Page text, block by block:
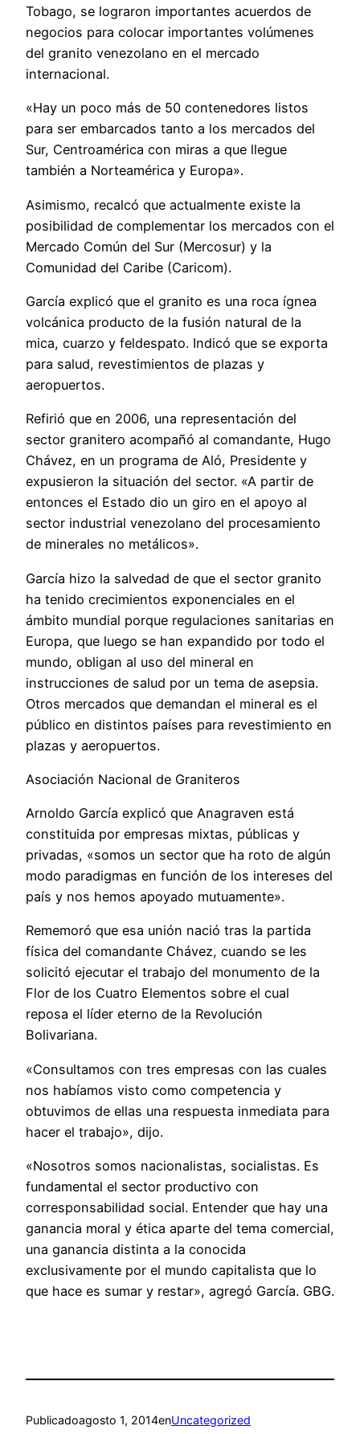
Tobago, se lograron importantes acuerdos de
negocios para colocar importantes volúmenes
del granito venezolano en el mercado
internacional.
«Hay un poco más de 50 contenedores listos
para ser embarcados tanto a los mercados del
Sur, Centroamérica con miras a que llegue
también a Norteamérica y Europa».
Asimismo, recalcó que actualmente existe la
posibilidad de complementar los mercados con el
Mercado Común del Sur (Mercosur) y la
Comunidad del Caribe (Caricom).
García explicó que el granito es una roca ígnea
volcánica producto de la fusión natural de la
mica, cuarzo y feldespato. Indicó que se exporta
para salud, revestimientos de plazas y
aeropuertos.
Refirió que en 2006, una representación del
sector granitero acompañó al comandante, Hugo
Chávez, en un programa de Aló, Presidente y
expusieron la situación del sector. «A partir de
entonces el Estado dio un giro en el apoyo al
sector industrial venezolano del procesamiento
de minerales no metálicos».
García hizo la salvedad de que el sector granito
ha tenido crecimientos exponenciales en el
ámbito mundial porque regulaciones sanitarias en
Europa, que luego se han expandido por todo el
mundo, obligan al uso del mineral en
instrucciones de salud por un tema de asepsia.
Otros mercados que demandan el mineral es el
público en distintos países para revestimiento en
plazas y aeropuertos.
Asociación Nacional de Graniteros
Arnoldo García explicó que Anagraven está
constituida por empresas mixtas, públicas y
privadas, «somos un sector que ha roto de algún
modo paradigmas en función de los intereses del
país y nos hemos apoyado mutuamente».
Rememoró que esa unión nació tras la partida
física del comandante Chávez, cuando se les
solicitó ejecutar el trabajo del monumento de la
Flor de los Cuatro Elementos sobre el cual
reposa el líder eterno de la Revolución
Bolivariana.
«Consultamos con tres empresas con las cuales
nos habíamos visto como competencia y
obtuvimos de ellas una respuesta inmediata para
hacer el trabajo», dijo.
«Nosotros somos nacionalistas, socialistas. Es
fundamental el sector productivo con
corresponsabilidad social. Entender que hay una
ganancia moral y ética aparte del tema comercial,
una ganancia distinta a la conocida
exclusivamente por el mundo capitalista que lo
que hace es sumar y restar», agregó García. GBG.
Publicadoagosto 1, 2014enUncategorized